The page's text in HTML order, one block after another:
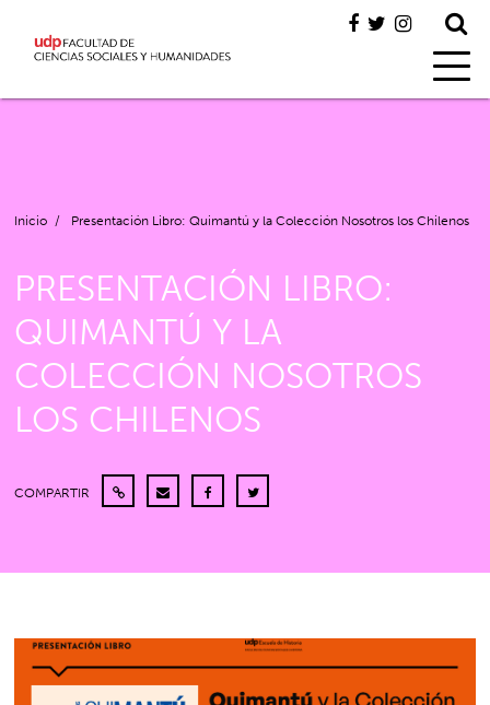
Inicio / Presentación Libro: Quimantú y la Colección Nosotros los Chilenos
PRESENTACIÓN LIBRO:
QUIMANTÚ Y LA
COLECCIÓN NOSOTROS
LOS CHILENOS
COMPARTIR